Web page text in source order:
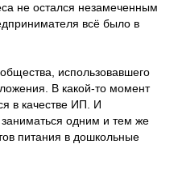
не остался незамеченным
всё было в
использовавшего
В какой-то момент
в качестве ИП. И
заниматься одним и тем же
питания в дошкольные